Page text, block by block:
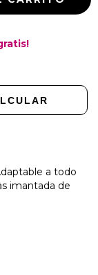
a todo
imantada de